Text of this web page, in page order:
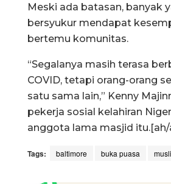
Meski ada batasan, banyak
bersyukur mendapat
bertemu komunitas.
“Segalanya masih terasa
COVID, tetapi orang-orang
satu sama lain,” Kenny
pekerja sosial kelahiran
anggota lama masjid
Tags: baltimore buka puasa